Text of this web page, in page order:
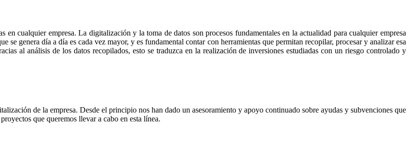
en cualquier empresa. La digitalización y la toma de datos son procesos fundamentales en la actualidad para cualquier empresa
se genera día a día es cada vez mayor, y es fundamental contar con herramientas que permitan recopilar, procesar y analizar esa
al análisis de los datos recopilados, esto se traduzca en la realización de inversiones estudiadas con un riesgo controlado y
de la empresa. Desde el principio nos han dado un asesoramiento y apoyo continuado sobre ayudas y subvenciones que
que queremos llevar a cabo en esta línea.